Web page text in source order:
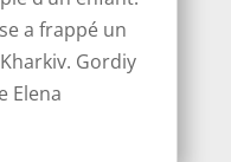
a frappé un
Gordiy
Elena